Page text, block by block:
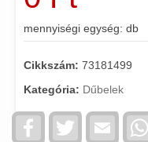
mennyiségi egység: db
Cikkszám: 73181499
Kategória: Dűbelek
FacebookTwitter Email